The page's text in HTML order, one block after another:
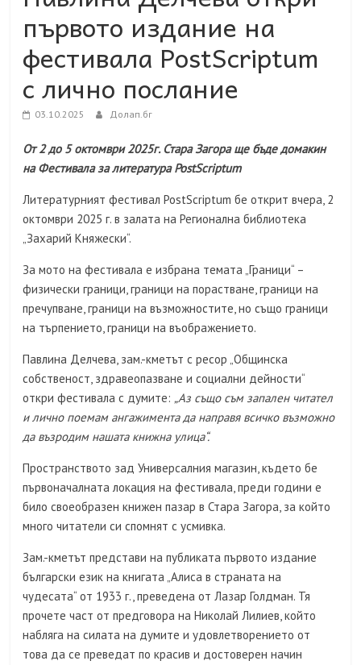
първото издание на
фестивала PostScriptum
с лично послание
03.10.2025 Долап.бг
От 2 до 5 октомври 2025г. Стара Загора ще бъде домакин
на Фестивала за литература PostScriptum
Литературният фестивал PostScriptum бе открит вчера, 2
октомври 2025 г. в залата на Регионална библиотека
„Захарий Княжески“.
За мото на фестивала е избрана темата „Граници“ –
физически граници, граници на порастване, граници на
пречупване, граници на възможностите, но също граници
на търпението, граници на въображението.
Павлина Делчева, зам.-кметът с ресор „Общинска
собственост, здравеопазване и социални дейности“
откри фестивала с думите:„Аз също съм запален читател
и лично поемам ангажимента да направя всичко възможно
да възродим нашата книжна улица“.
Пространството зад Универсалния магазин, където бе
първоначалната локация на фестивала, преди години е
било своеобразен книжен пазар в Стара Загора, за който
много читатели си спомнят с усмивка.
Зам.-кметът представи на публиката първото издание
български език на книгата „Алиса в страната на
чудесата“ от 1933 г., преведена от Лазар Голдман. Тя
прочете част от предговора на Николай Лилиев, който
набляга на силата на думите и удовлетворението от
това да се преведат по красив и достоверен начин